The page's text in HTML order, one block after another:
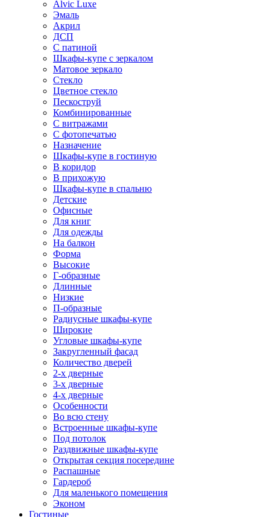
Alvic Luxe
Эмаль
Акрил
ДСП
С патиной
Шкафы-купе с зеркалом
Матовое зеркало
Стекло
Цветное стекло
Пескоструй
Комбинированные
С витражами
С фотопечатью
Назначение
Шкафы-купе в гостиную
В коридор
В прихожую
Шкафы-купе в спальню
Детские
Офисные
Для книг
Для одежды
На балкон
Форма
Высокие
Г-образные
Длинные
Низкие
П-образные
Радиусные шкафы-купе
Широкие
Угловые шкафы-купе
Закругленный фасад
Количество дверей
2-х дверные
3-х дверные
4-х дверные
Особенности
Во всю стену
Встроенные шкафы-купе
Под потолок
Раздвижные шкафы-купе
Открытая секция посередине
Распашные
Гардероб
Для маленького помещения
Эконом
Гостиные